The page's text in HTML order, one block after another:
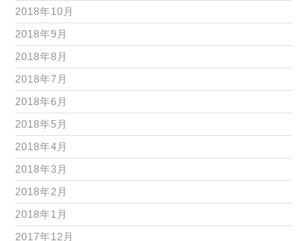
2018年10月
2018年9月
2018年8月
2018年7月
2018年6月
2018年5月
2018年4月
2018年3月
2018年2月
2018年1月
2017年12月